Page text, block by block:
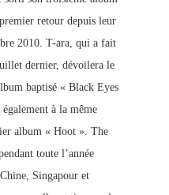
retour depuis leur
2010. T-ara, qui a fait
dernier, dévoilera le
baptisé « Black Eyes
à la même
album « Hoot ». The
toute l’année
Singapour et